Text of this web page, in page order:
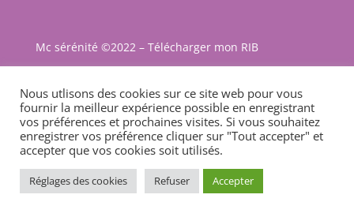
Mc sérénité ©2022 – Télécharger mon RIB
Mentions légales– Webdesigner©Soor
Nous utlisons des cookies sur ce site web pour vous
fournir la meilleur expérience possible en enregistrant
vos préférences et prochaines visites. Si vous souhaitez
enregistrer vos préférence cliquer sur "Tout accepter" et
accepter que vos cookies soit utilisés.
Réglages des cookies Refuser Accepter